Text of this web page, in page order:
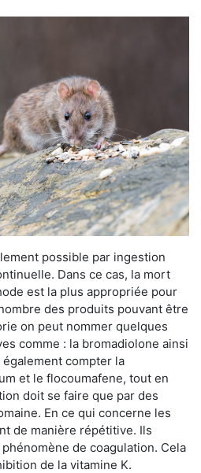
possible par ingestion
Dans ce cas, la mort
est la plus appropriée pour
des produits pouvant être
on peut nommer quelques
comme : la bromadiolone ainsi
compter la
et le flocoumafene, tout en
doit se faire que par des
En ce qui concerne les
de manière répétitive. Ils
de coagulation. Cela
de la vitamine K.